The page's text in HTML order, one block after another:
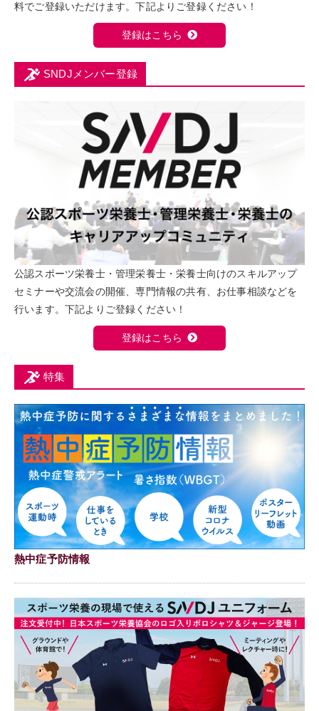
料でご登録いただけます。下記よりご登録ください！
登録はこちら
SNDJメンバー登録
公認スポーツ栄養士・管理栄養士・栄養士向けのスキルアップ
セミナーや交流会の開催、専門情報の共有、お仕事相談などを
行います。下記よりご登録ください！
登録はこちら
特集
熱中症予防情報